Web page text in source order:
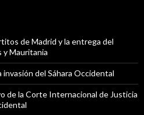
de Madrid y la entrega del
y Mauritania
invasión del Sáhara Occidental
de la Corte Internacional de Justicia